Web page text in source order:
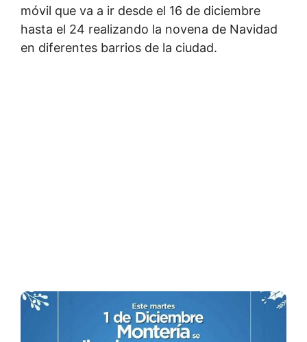
móvil que va a ir desde el 16 de diciembre
hasta el 24 realizando la novena de Navidad
en diferentes barrios de la ciudad.